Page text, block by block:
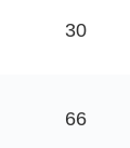
30
66